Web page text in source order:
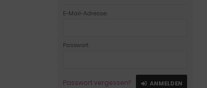
E-Mail-Adresse:
Passwort:
Passwort vergessen? ANMELDEN